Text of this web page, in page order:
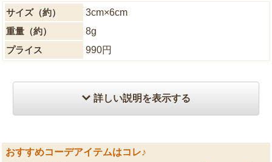
サイズ（約）
3cm×6cm
重量（約）
8g
プライス
990円
詳しい説明を表示する
おすすめコーデアイテムはコレ♪